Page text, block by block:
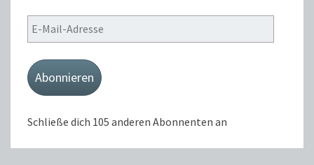
E-
Mail-
Adresse
Abonnieren
Schließe dich 105 anderen Abonnenten an